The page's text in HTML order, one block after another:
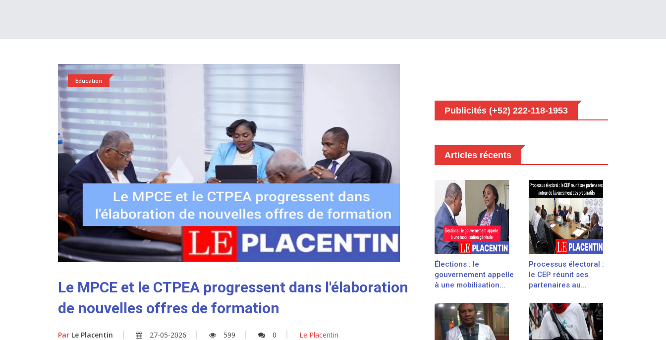
Éducation
Le MPCE et le CTPEA progressent dans l'élaboration
de nouvelles offres de formation
Par Le Placentin 27-05-2026 599 0 Le Placentin
Publicités (+52) 222-118-1953
Articles récents
Élections : le
gouvernement appelle
à une mobilisation...
Processus électoral :
le CEP réunit ses
partenaires au...